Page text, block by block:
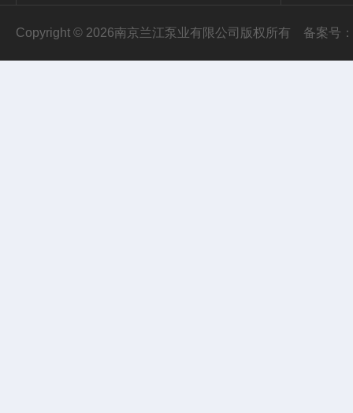
Copyright © 2026南京兰江泵业有限公司版权所有 备案号